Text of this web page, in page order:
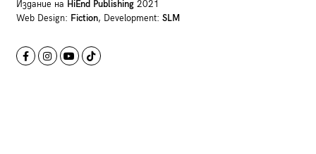
Издание на HiEnd Publishing2021
Web Design: Fiction, Development: SLM